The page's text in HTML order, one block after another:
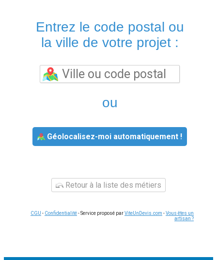
Entrez le code postal ou
la ville de votre projet :
ou
Géolocalisez-moi automatiquement !
Retour à la liste des métiers
CGU - Confidentialité- Service proposé parViteUnDevis.com -Vous êtes un
artisan ?